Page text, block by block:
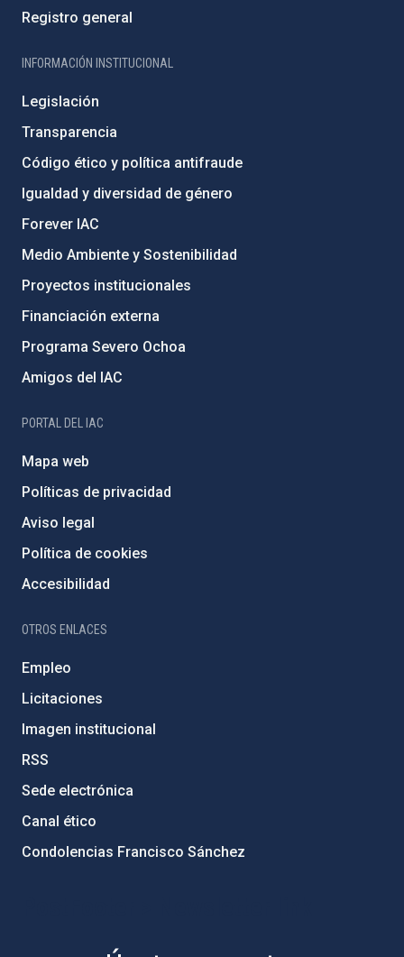
Registro general
INFORMACIÓN INSTITUCIONAL
Legislación
Transparencia
Código ético y política antifraude
Igualdad y diversidad de género
Forever IAC
Medio Ambiente y Sostenibilidad
Proyectos institucionales
Financiación externa
Programa Severo Ochoa
Amigos del IAC
PORTAL DEL IAC
Mapa web
Políticas de privacidad
Aviso legal
Política de cookies
Accesibilidad
OTROS ENLACES
Empleo
Licitaciones
Imagen institucional
RSS
Sede electrónica
Canal ético
Condolencias Francisco Sánchez